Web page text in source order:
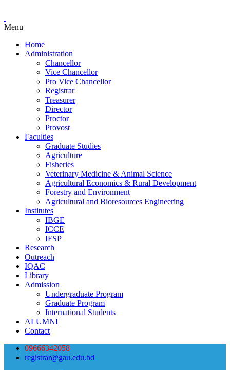
Menu
Home
Administration
Chancellor
Vice Chancellor
Pro Vice Chancellor
Registrar
Treasurer
Director
Proctor
Provost
Faculties
Graduate Studies
Agriculture
Fisheries
Veterinary Medicine & Animal Science
Agricultural Economics & Rural Development
Forestry and Environment
Agricultural and Bioresources Engineering
Institutes
IBGE
ICCE
IFSP
Research
Outreach
IQAC
Library
Admission
Undergraduate Program
Graduate Program
International Students
ALUMNI
Contact
09666342058
registrar@gau.edu.bd